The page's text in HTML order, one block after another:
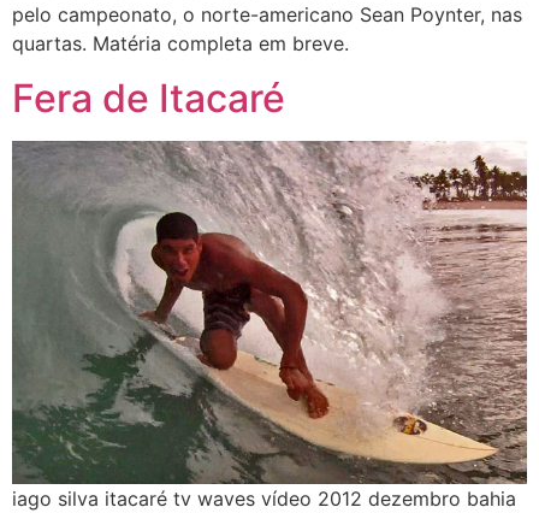
pelo campeonato, o norte-americano Sean Poynter, nas
quartas. Matéria completa em breve.
Fera de Itacaré
iago silva itacaré tv waves vídeo 2012 dezembro bahia